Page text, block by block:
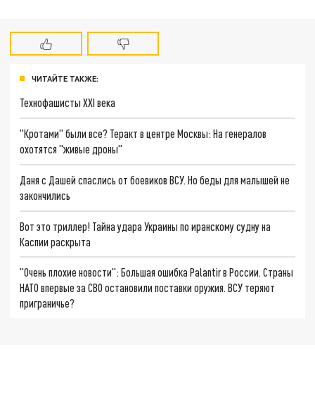
ЧИТАЙТЕ ТАКЖЕ:
Технофашисты XXI века
"Кротами" были все? Теракт в центре Москвы: На генералов
охотятся "живые дроны"
Даня с Дашей спаслись от боевиков ВСУ. Но беды для малышей не
закончились
Вот это триллер! Тайна удара Украины по иранскому судну на
Каспии раскрыта
"Очень плохие новости": Большая ошибка Palantir в России. Страны
НАТО впервые за СВО остановили поставки оружия. ВСУ теряют
приграничье?